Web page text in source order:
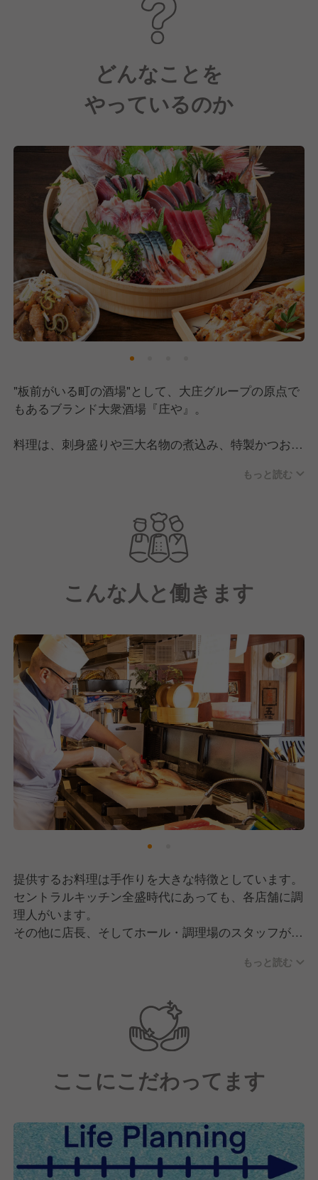
どんなことを
やっているのか
"板前がいる町の酒場"として、大庄グループの原点で
もあるブランド大衆酒場『庄や』。
料理は、刺身盛りや三大名物の煮込み、特製かつおタ
の逸品料理をはじめ、手作りにこだわった多彩なメニ
ューをお届けしています！
さらに、私たちの経営理念は"利他の心 三方良し"。
お客様はもちろんのことお取引様・従業員様の三者が
幸せになれるような組織を目指しています。
もっと読む
こんな人と働きます
提供するお料理は手作りを大きな特徴としています。
セントラルキッチン全盛時代にあっても、各店舗に調
理人がいます。
その他に店長、そしてホール・調理場のスタッフがお
私たちの経営理念は"利他の心 三方良し"。
お客様はもちろんのことお取引様・従業員様の三者が
幸せになれるような組織を目指しています。
お客様、従業員の皆様にとって「居⼼地の良い場
所」、「気の置けない仲間とのコミュニケーショ
ン」、「親切への感動」となるよう、伸び伸び、明る
りをしています。
もっと読む
ここにこだわってます